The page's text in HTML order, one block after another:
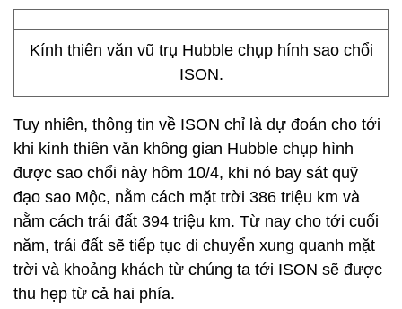
Kính thiên văn vũ trụ Hubble chụp hính sao chổi
ISON.
Tuy nhiên, thông tin về ISON chỉ là dự đoán cho tới
khi kính thiên văn không gian Hubble chụp hình
được sao chổi này hôm 10/4, khi nó bay sát quỹ
đạo sao Mộc, nằm cách mặt trời 386 triệu km và
nằm cách trái đất 394 triệu km. Từ nay cho tới cuối
năm, trái đất sẽ tiếp tục di chuyển xung quanh mặt
trời và khoảng khách từ chúng ta tới ISON sẽ được
thu hẹp từ cả hai phía.